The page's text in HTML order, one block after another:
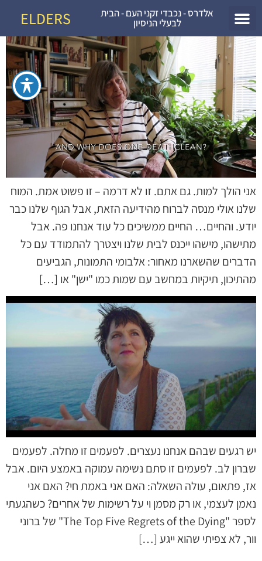
אלדרס - נכבדי זקני העם - הבית
לבעלי הניסיון ELDERS
אני הולך למות. גם אתם. זו לא דרמה – זו פשוט אמת. המוח
שלנו אולי מנסה לברוח מהידיעה הזאת, אבל הגוף שלנו כבר
יודע. והחיים… החיים ממשיכים כל עוד אנחנו פה. אבל
מתישהו, מישהו ייכנס לבית שלנו ויצטרך להתמודד עם כל
הדברים שהשארנו מאחור: אלבומי התמונות, הגביעים
מהתיכון, תיקיות במחשב עם שמות כמו "ישן" או […]
יש רגעים שבהם אנחנו נעצרים. לפעמים זו מחלה. לפעמים
שברון לב. לפעמים זו סתם נשימה עמוקה באמצע היום. אבל
אז, פתאום, עולה השאלה: האם אני באמת חי? האם אני
נאמן לעצמי, או רק מסמן וי על רשימות של אחרים? כשהגעתי
לספר "The Top Five Regrets of the Dying" של ברוני
וור, לא צפיתי שהוא ייגע […]